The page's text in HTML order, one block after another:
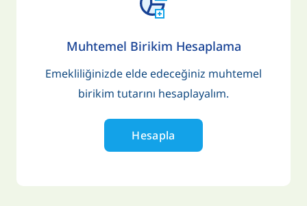
Muhtemel Birikim Hesaplama
Emekliliğinizde elde edeceğiniz muhtemel
birikim tutarını hesaplayalım.
Hesapla